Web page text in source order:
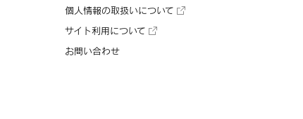
個人情報の取扱いについて
サイト利用について
お問い合わせ